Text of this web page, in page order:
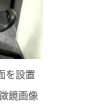
を設置
鏡画像